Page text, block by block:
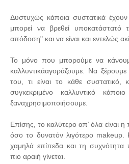
Δυστυχώς κάποια συστατικά έχουν
μπορεί να βρεθεί υποκατάστατό
απόδοση" και να είναι και εντελώς
Το μόνο που μπορούμε να
καλλυντικάαγοράζουμε. Να ξέρουμε
του, τι είναι το κάθε συστατικό,
συγκεκριμένο καλλυντικό
ξαναχρησιμοποιήσουμε.
Επίσης, το καλύτερο απ’ όλα είναι
όσο το δυνατόν λιγότερο makeup.
χαμηλά επίπεδα και τη συχνότητα
πιο αραιή γίνεται.